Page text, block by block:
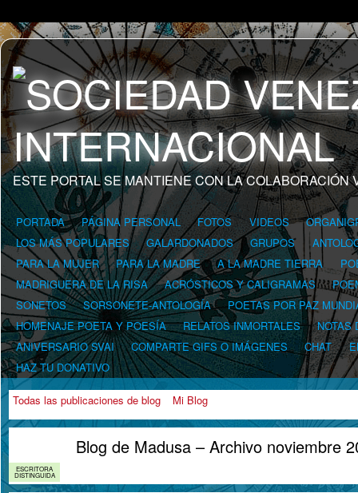
ESTE PORTAL SE MANTIENE CON LA COLABORACIÓN
PORTADA PÁGINA PERSONAL FOTOS VIDEOS
LOS MÁS POPULARES
GALARDONADOS GRUPOS
PARA LA MUJER
PARA LA MADRE A LA MADRE TIERRA
MADRIGUERA DE LA RISA
ACRÓSTICOS Y CALIGRAMAS
SONETOS
SORSONETE-ANTOLOGÍA
POETAS POR PAZ
HOMENAJE POETA Y POESÍA
RELATOS INMORTALES
NOTAS
ANIVERSARIO SVAI
COMPARTE GIFS O IMÁGENES CHAT
HAZ TU DONATIVO
Todas las publicaciones de blog Mi Blog
ESCRITORA
DISTINGUIDA
Blog de Madusa – Archivo noviembre